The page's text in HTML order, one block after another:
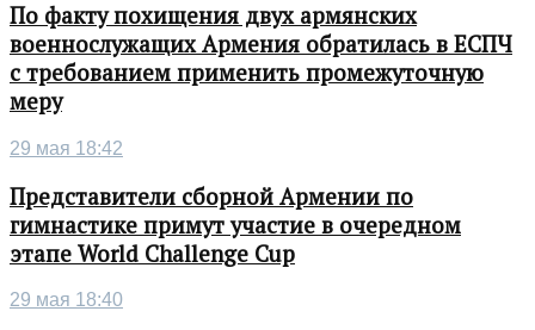
По факту похищения двух армянских
военнослужащих Армения обратилась в ЕСПЧ
с требованием применить промежуточную
меру
29 мая 18:42
Представители сборной Армении по
гимнастике примут участие в очередном
этапе World Challenge Cup
29 мая 18:40